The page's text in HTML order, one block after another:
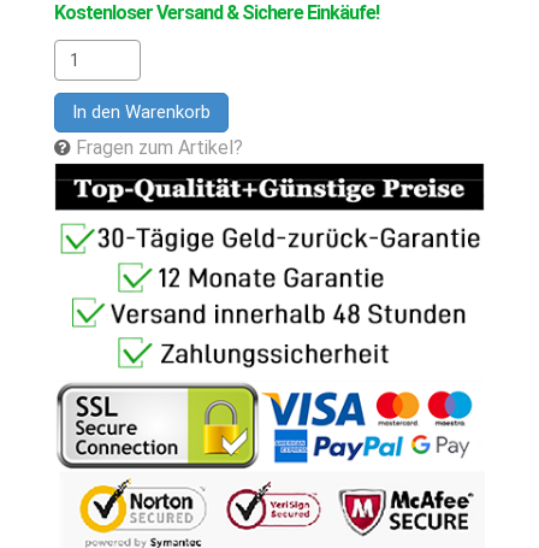
Kostenloser Versand & Sichere Einkäufe!
In den Warenkorb
Fragen zum Artikel?